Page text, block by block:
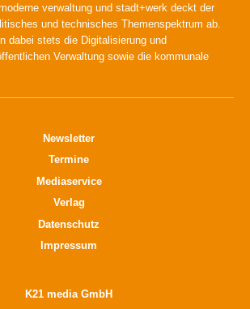
verwaltung und stadt+werk deckt der
und technisches Themenspektrum ab.
dabei stets die Digitalisierung und
Verwaltung sowie die kommunale
Newsletter
Termine
Mediaservice
Verlag
Datenschutz
Impressum
K21 media GmbH